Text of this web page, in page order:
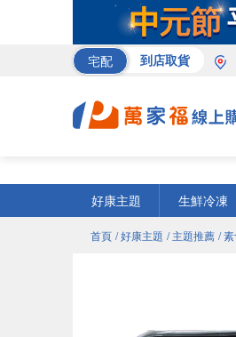
宅配 到店取貨
好康主題
生鮮冷凍
首頁 / 好康主題 / 主題推薦 /